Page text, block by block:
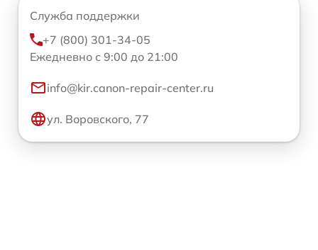
Служба поддержки
+7 (800) 301-34-05
Ежедневно с 9:00 до 21:00
info@kir.canon-repair-center.ru
ул. Воровского, 77